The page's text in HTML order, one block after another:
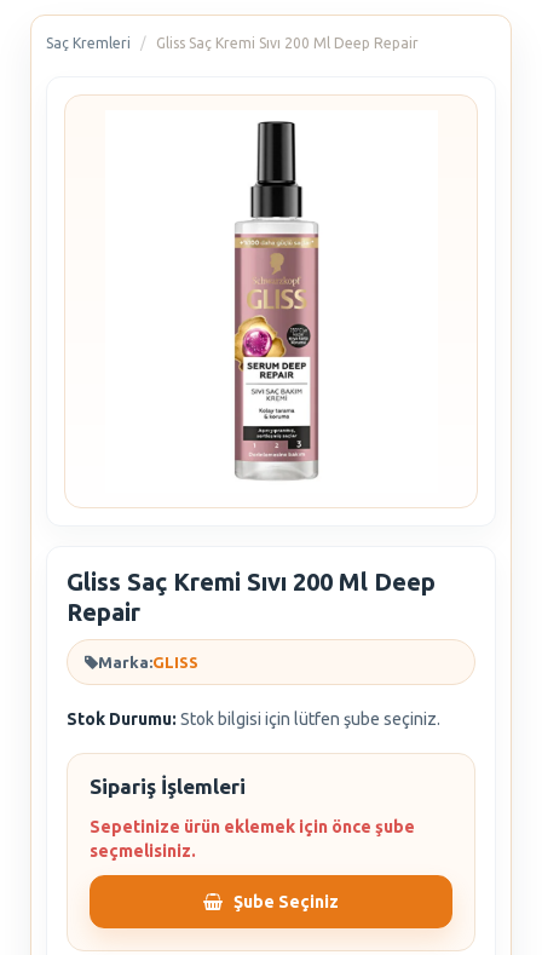
Saç Kremleri Gliss Saç Kremi Sıvı 200 Ml Deep Repair
Gliss Saç Kremi Sıvı 200 Ml Deep
Repair
Marka:GLISS
Stok Durumu: Stok bilgisi için lütfen şube seçiniz.
Sipariş İşlemleri
Sepetinize ürün eklemek için önce şube
seçmelisiniz.
Şube Seçiniz